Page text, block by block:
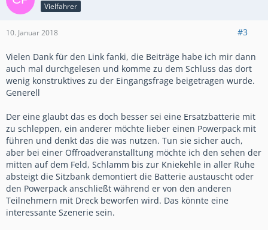
Vielfahrer
10. Januar 2018 #3
Vielen Dank für den Link fanki, die Beiträge habe ich mir dann
auch mal durchgelesen und komme zu dem Schluss das dort
wenig konstruktives zu der Eingangsfrage beigetragen wurde.
Generell
Der eine glaubt das es doch besser sei eine Ersatzbatterie mit
zu schleppen, ein anderer möchte lieber einen Powerpack mit
führen und denkt das die was nutzen. Tun sie sicher auch,
aber bei einer Offroadveranstalltung möchte ich den sehen der
mitten auf dem Feld, Schlamm bis zur Kniekehle in aller Ruhe
absteigt die Sitzbank demontiert die Batterie austauscht oder
den Powerpack anschließt während er von den anderen
Teilnehmern mit Dreck beworfen wird. Das könnte eine
interessante Szenerie sein.